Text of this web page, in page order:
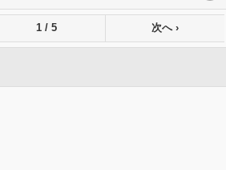
1 / 5 次へ ›